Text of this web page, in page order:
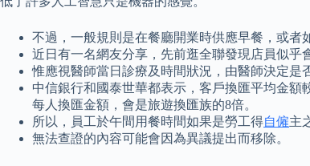
不過，一般規則是在餐廳開業時供應早餐，或者
近日有一名網友分享，先前逛全聯發現店員似乎
惟應視醫師當日診療及時間狀況，由醫師決定是
中信銀行和國泰世華都表示，客戶換匯平均金
每人換匯金額，會是旅遊換匯族的8倍。
所以，員工於午間用餐時間如果是勞工得自僱主
無法查證的內容可能會因為異議提出而移除。